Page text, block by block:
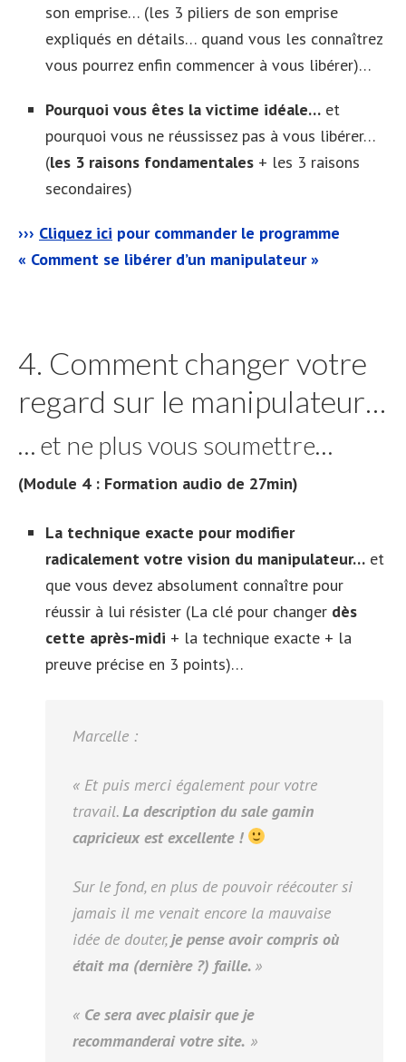
son emprise… (les 3 piliers de son emprise
expliqués en détails… quand vous les connaîtrez
vous pourrez enfin commencer à vous libérer)…
Pourquoi vous êtes la victime idéale… et
pourquoi vous ne réussissez pas à vous libérer…
(les 3 raisons fondamentales + les 3 raisons
secondaires)
››› Cliquez ici pour commander le programme
« Comment se libérer d’un manipulateur »
4. Comment changer votre
regard sur le manipulateur…
… et ne plus vous soumettre…
(Module 4 : Formation audio de 27min)
La technique exacte pour modifier
radicalement votre vision du manipulateur… et
que vous devez absolument connaître pour
réussir à lui résister (La clé pour changer dès
cette après-midi + la technique exacte + la
preuve précise en 3 points)…
Marcelle :
« Et puis merci également pour votre
travail.La description du sale gamin
capricieux est excellente !
Sur le fond, en plus de pouvoir réécouter si
jamais il me venait encore la mauvaise
idée de douter,je pense avoir compris où
était ma (dernière ?) faille. »
« Ce sera avec plaisir que je
recommanderai votre site. »